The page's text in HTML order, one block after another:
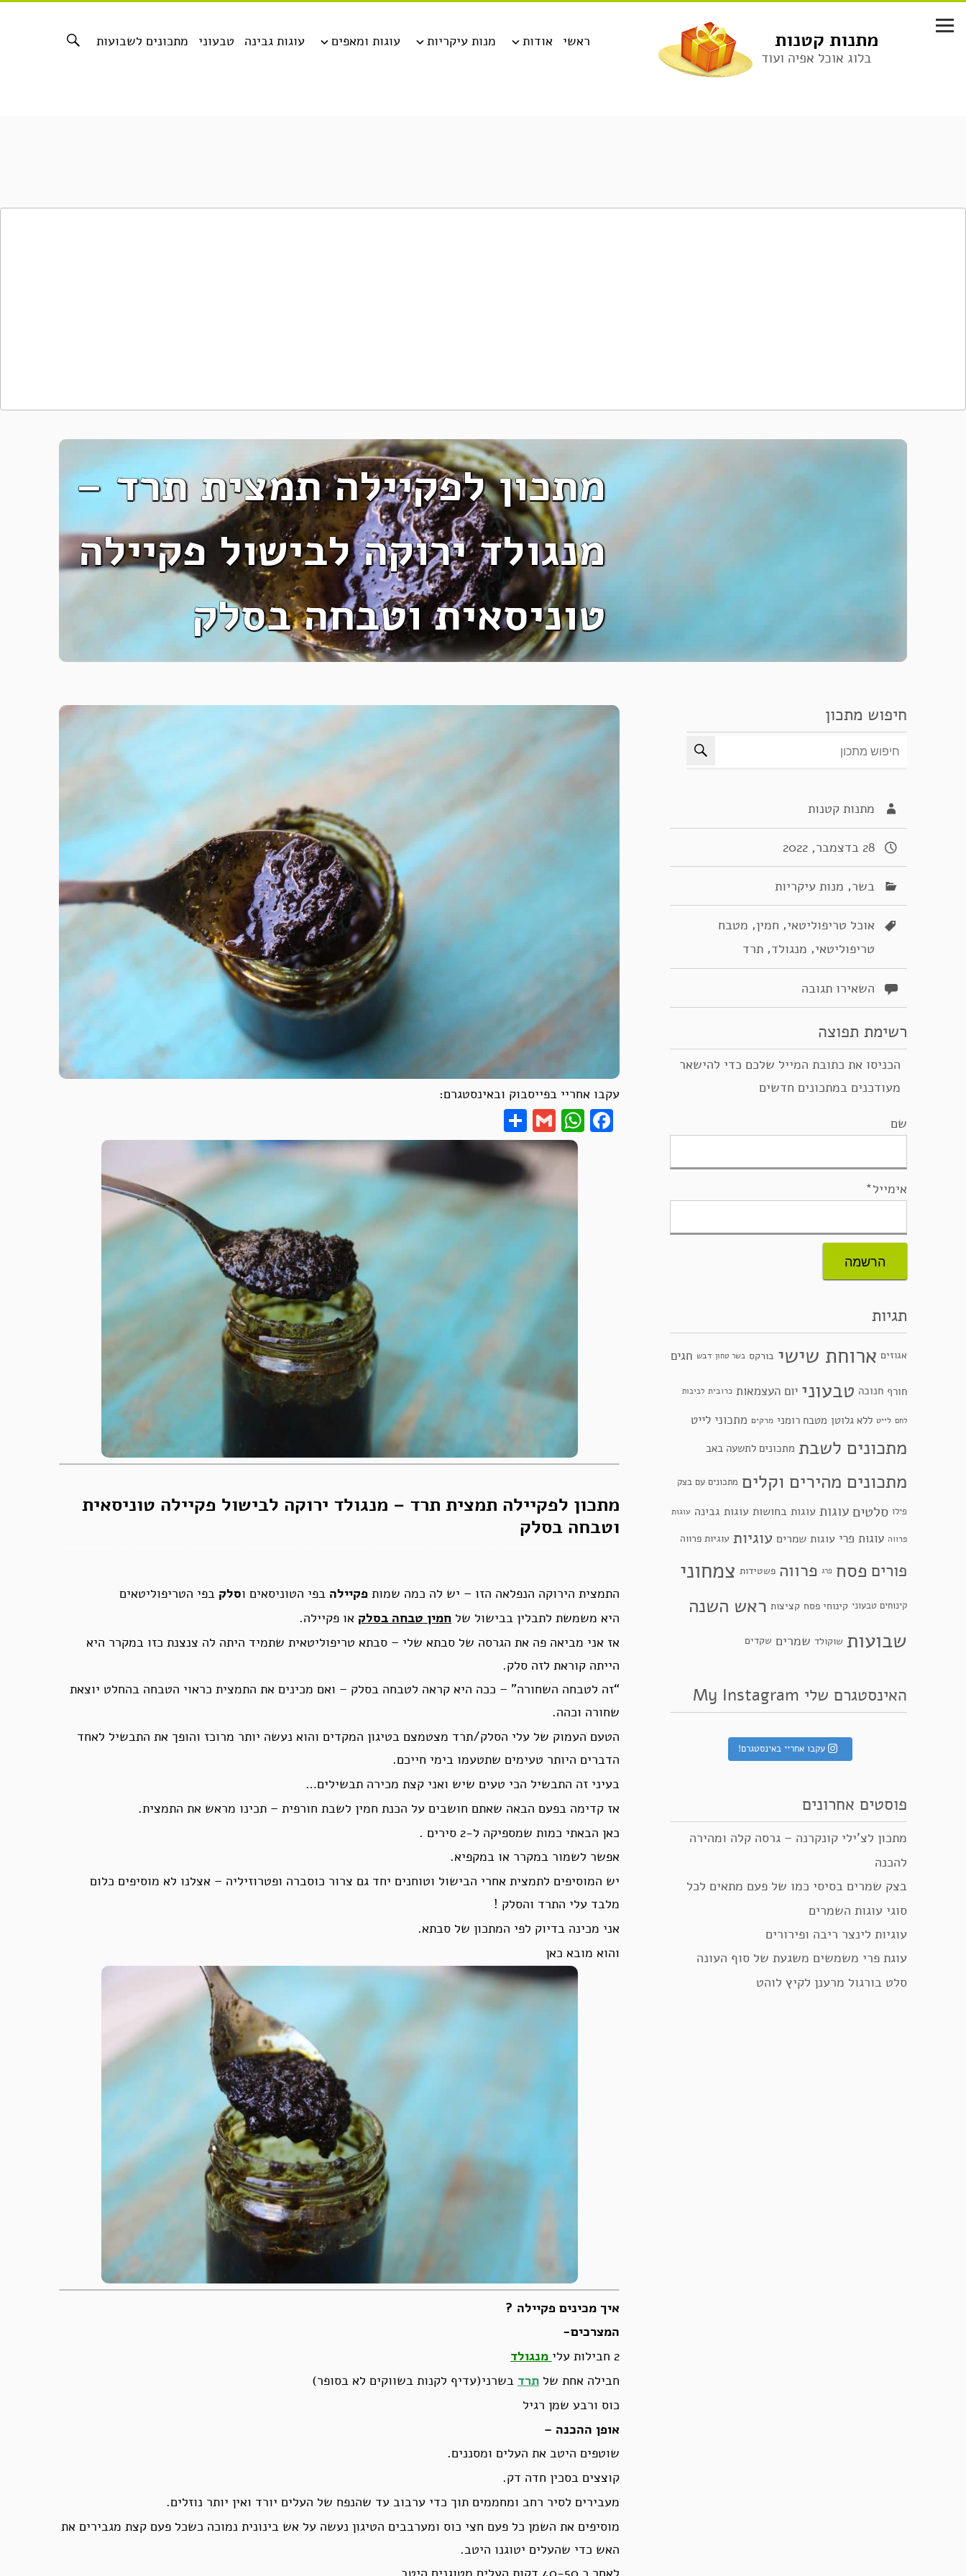
לתוכן
מתנות קטנות
בלוג אוכל אפיה ועוד
מתכונים לשבועות טבעוני עוגות גבינה עוגות ומאפים מנות עיקריות אודות ראשי
מתכון לפקיילה תמצית תרד –
מנגולד ירוקה לבישול פקיילה
טוניסאית וטבחה בסלק
עקבו אחריי בפייסבוק ובאינסטגרם:
Facebook
WhatsApp
Gmail
מתכון לפקיילה תמצית תרד – מנגולד ירוקה לבישול פקיילה טוניסאית
וטבחה בסלק
התמצית הירוקה הנפלאה הזו – יש לה כמה שמות פקיילה בפי הטוניסאים וסלק בפי הטריפוליטאים
היא משמשת לתבלין בבישול של חמין טבחה בסלק או פקיילה.
אז אני מביאה פה את הגרסה של סבתא שלי – סבתא טריפוליטאית שתמיד היתה לה צנצנת כזו במקרר היא
הייתה קוראת לזה סלק.
“זה לטבחה השחורה” – ככה היא קראה לטבחה בסלק – ואם מכינים את התמצית כראוי הטבחה בהחלט יוצאת
שחורה וכהה.
הטעם העמוק של עלי הסלק/תרד מצטמצם בטיגון המקדים והוא נעשה יותר מרוכז והופך את התבשיל לאחד
הדברים היותר טעימים שתטעמו בימי חייכם.
בעיני זה התבשיל הכי טעים שיש ואני קצת מכירה תבשילים…
אז קדימה בפעם הבאה שאתם חושבים על הכנת חמין לשבת חורפית – תכינו מראש את התמצית.
כאן הבאתי כמות שמספיקה ל-2 סירים .
אפשר לשמור במקרר או במקפיא.
יש המוסיפים לתמצית אחרי הבישול וטוחנים יחד גם צרור כוסברה ופטרוזיליה – אצלנו לא מוסיפים כלום
מלבד עלי התרד והסלק !
אני מכינה בדיוק לפי המתכון של סבתא.
והוא מובא כאן
איך מכינים פקיילה ?
המצרכים-
2 חבילות עלי
מנגולד
חבילה אחת של תרד בשרני(עדיף לקנות בשווקים לא בסופר)
כוס ורבע שמן רגיל
אופן ההכנה –
שוטפים היטב את העלים ומסננים.
קוצצים בסכין חדה דק.
מעבירים לסיר רחב ומחממים תוך כדי ערבוב עד שהנפח של העלים יורד ואין יותר נוזלים.
מוסיפים את השמן כל פעם חצי כוס ומערבבים הטיגון נעשה על אש בינונית נמוכה כשכל פעם קצת מגבירים את
האש כדי שהעלים יטוגנו היטב.
חיפוש מתכון
מתנות קטנות
28 בדצמבר, 2022
בשר, מנות עיקריות
אוכל טריפוליטאי, חמין, מטבח
טריפוליטאי, מנגולד, תרד
השאירו תגובה
רשימת תפוצה
הכניסו את כתובת המייל שלכם כדי להישאר
מעודכנים במתכונים חדשים
שם
אימייל*
תגיות
אגוזים ארוחת שישי בורקס בשר טחון דבש חגים
חורף חנוכה טבעוני יום העצמאות כרובית לביבות
לחם לייט ללא גלוטן מטבח רומני מרקים מתכוני לייט
מתכונים לשבת מתכונים לתשעה באב
מתכונים מהירים וקלים מתכונים עם בצק
פילו סלטים עוגות עוגות בחושות עוגות גבינה עוגות
פרווה עוגות פרי עוגות שמרים עוגיות עוגיות פרווה
פורים פסח פרג פרווה פשטידות צמחוני
קינוחים טבעוני קינוחי פסח קציצות ראש השנה
שבועות שוקולד שמרים שקדים
האינסטגרם שלי My Instagram
עקבו אחריי באינסטגרם!
פוסטים אחרונים
מתכון לצ’ילי קונקרנה – גרסה קלה ומהירה
להכנה
בצק שמרים בסיסי כמו של פעם מתאים לכל
סוגי עוגות השמרים
עוגיות לינצר ריבה ופירורים
עוגת פרי משמשים משגעת של סוף העונה
סלט בורגול מרענן לקיץ לוהט